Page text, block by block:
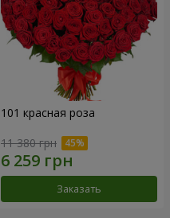
101 красная роза
11 380 грн
Заказать